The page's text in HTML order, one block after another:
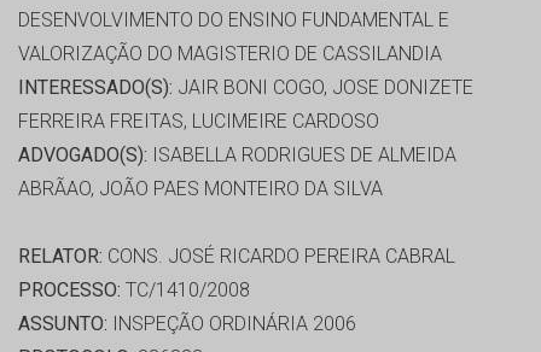
DESENVOLVIMENTO DO ENSINO FUNDAMENTAL E
VALORIZAÇÃO DO MAGISTERIO DE CASSILANDIA
INTERESSADO(S): JAIR BONI COGO, JOSE DONIZETE
FERREIRA FREITAS, LUCIMEIRE CARDOSO
ADVOGADO(S): ISABELLA RODRIGUES DE ALMEIDA
ABRÃAO, JOÃO PAES MONTEIRO DA SILVA
RELATOR: CONS. JOSÉ RICARDO PEREIRA CABRAL
PROCESSO: TC/1410/2008
ASSUNTO: INSPEÇÃO ORDINÁRIA 2006